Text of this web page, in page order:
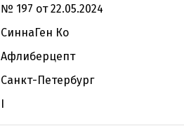
№ 197 от 22.05.2024
СиннаГен Ко
Афлиберцепт
Санкт-Петербург
I